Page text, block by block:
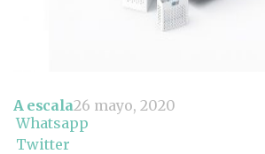
A escala26 mayo, 2020
Whatsapp
Twitter